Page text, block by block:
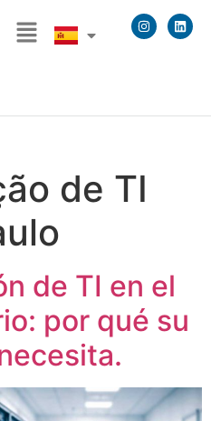
de TI
de TI en el
por qué su